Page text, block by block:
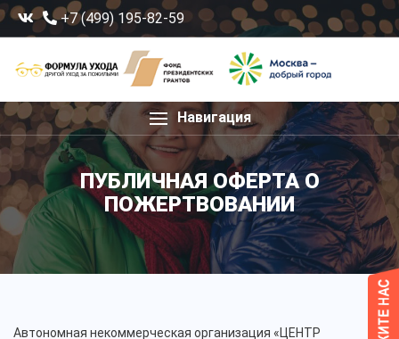
+7 (499) 195-82-59
Навигация
ПУБЛИЧНАЯ ОФЕРТА О
ПОЖЕРТВОВАНИИ
Автономная некоммерческая организация «ЦЕНТР